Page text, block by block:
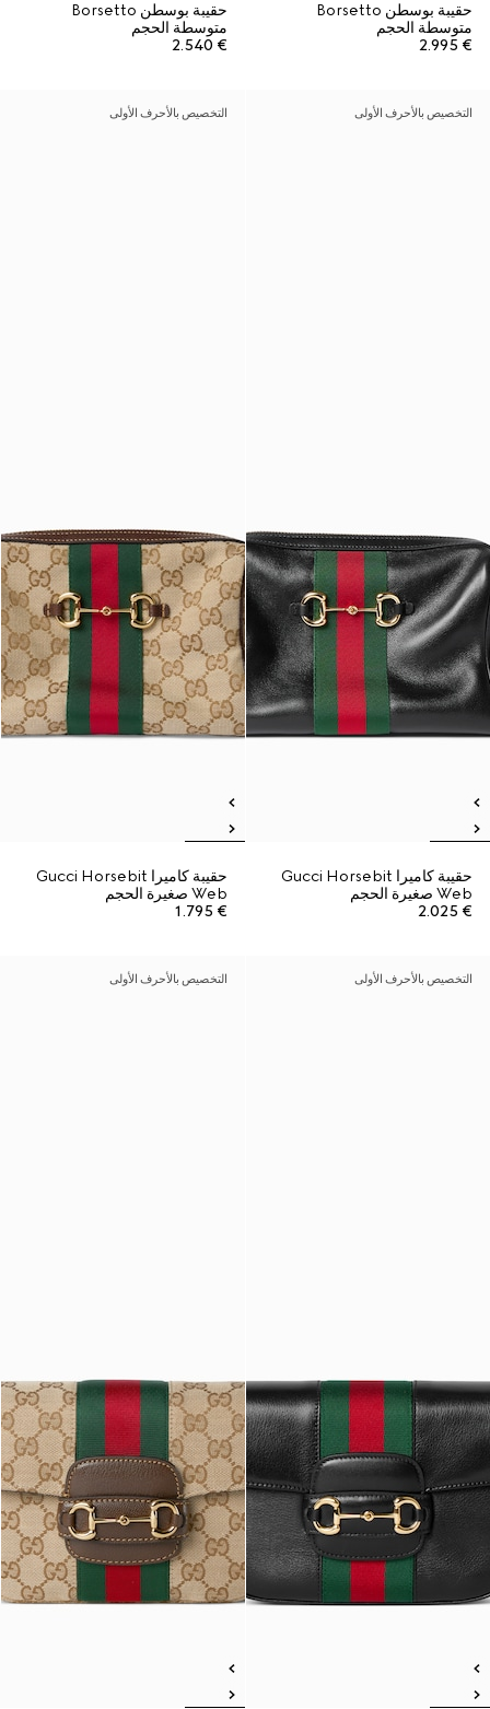
حقيبة بوسطن Borsetto
متوسطة الحجم
€ 2.995
حقيبة بوسطن Borsetto
متوسطة الحجم
€ 2.540
التخصيص بالأحرف الأولى
حقيبة كاميرا Gucci Horsebit
Web صغيرة الحجم
€ 2.025
التخصيص بالأحرف الأولى
حقيبة كاميرا Gucci Horsebit
Web صغيرة الحجم
€ 1.795
التخصيص بالأحرف الأولى التخصيص بالأحرف الأولى